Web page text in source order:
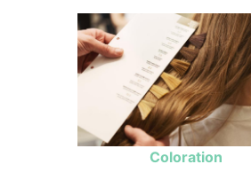
Coloration